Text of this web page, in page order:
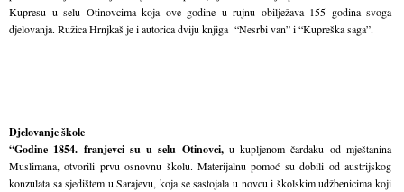
Kupresu u selu Otinovcima koja ove godine u rujnu obilježava 155 godina svoga
djelovanja. Ružica Hrnjkaš je i autorica dviju knjiga “Nesrbi van” i “Kupreška saga”.
Djelovanje škole
“Godine 1854. franjevci su u selu Otinovci,u kupljenom čardaku od mještanina
Muslimana, otvorili prvu osnovnu školu. Materijalnu pomoć su dobili od austrijskog
konzulata sa sjedištem u Sarajevu, koja se sastojala u novcu i školskim udžbenicima koji